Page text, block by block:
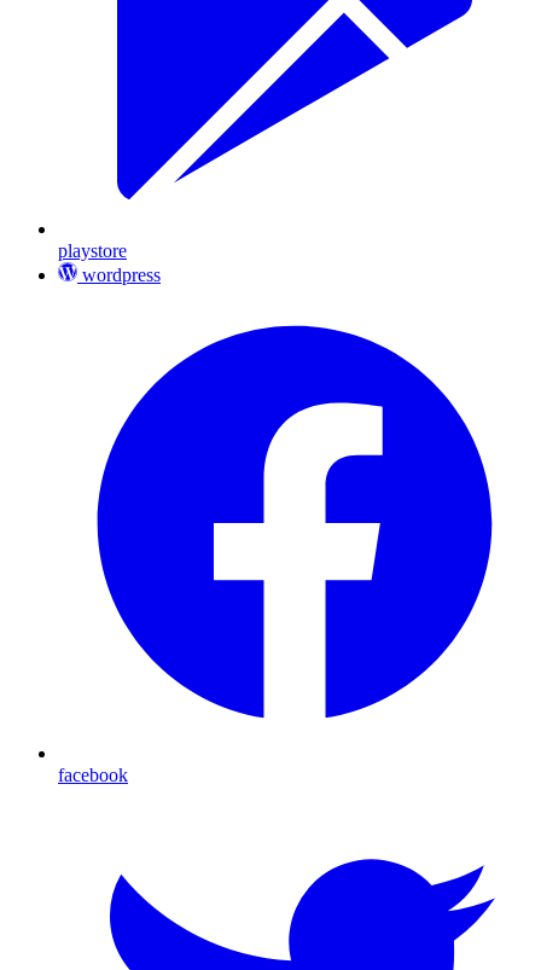
playstore
wordpress
facebook